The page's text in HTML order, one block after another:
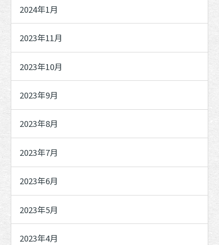
2024年1月
2023年11月
2023年10月
2023年9月
2023年8月
2023年7月
2023年6月
2023年5月
2023年4月